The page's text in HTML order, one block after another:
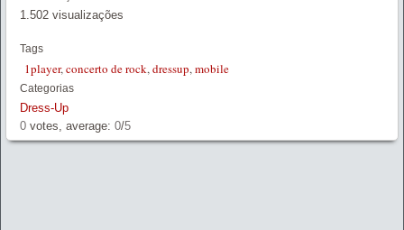
1.502 visualizações
Tags
1player,concerto de rock,dressup,mobile
Categorias
Dress-Up
0 votes, average: 0/5